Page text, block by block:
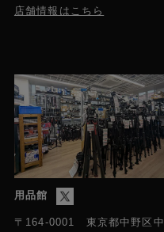
店舗情報はこちら
用品館
〒164-0001 東京都中野区中